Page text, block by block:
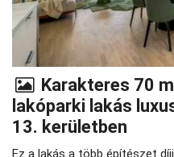
Karakteres 70
lakóparki lakás
13. kerületben
Ez a lakás a több építészet